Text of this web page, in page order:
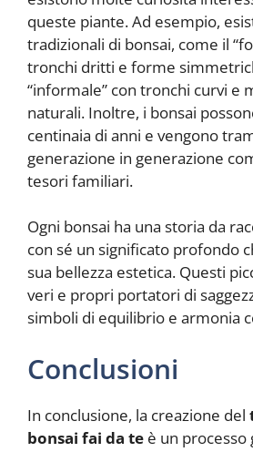
queste piante. Ad esempio,
tradizionali di bonsai, come il
tronchi dritti e forme
“informale” con tronchi curvi e
naturali. Inoltre, i bonsai
centinaia di anni e vengono
generazione in generazione
tesori familiari.
Ogni bonsai ha una storia da
con sé un significato profondo
sua bellezza estetica. Questi
veri e propri portatori di
simboli di equilibrio e armonia
Conclusioni
In conclusione, la creazione del
bonsai fai da te è un processo